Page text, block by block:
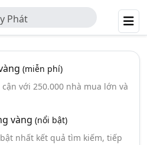
Phát
(miễn phí)
với 250.000 nhà mua lớn và
vàng (nổi bật)
nhất kết quả tìm kiếm, tiếp